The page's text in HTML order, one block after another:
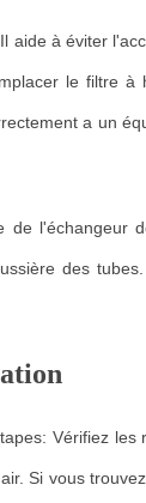
aide à éviter
le filtre à
a un
l'échangeur
des
Vérifiez les
Si vous